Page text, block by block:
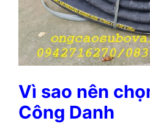
Vì sao nên
Công Danh